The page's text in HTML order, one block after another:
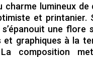
charme lumineux
et printanier.
une flore
et graphiques à la
La composition